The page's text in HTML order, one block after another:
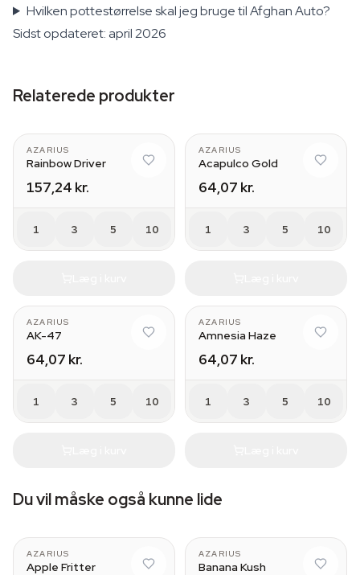
Hvilken pottestørrelse skal jeg bruge til Afghan Auto?
Sidst opdateret: april 2026
Relaterede produkter
AZARIUS
Rainbow Driver
157,24 kr.
1 3 5 10
AZARIUS
Acapulco Gold
64,07 kr.
1 3 5 10
AZARIUS
AK-47
64,07 kr.
1 3 5 10
AZARIUS
Amnesia Haze
64,07 kr.
1 3 5 10
Du vil måske også kunne lide
AZARIUS
Apple Fritter
AZARIUS
Banana Kush